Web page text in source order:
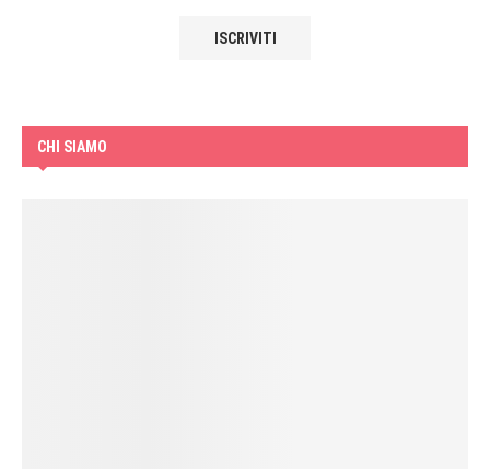
CHI SIAMO